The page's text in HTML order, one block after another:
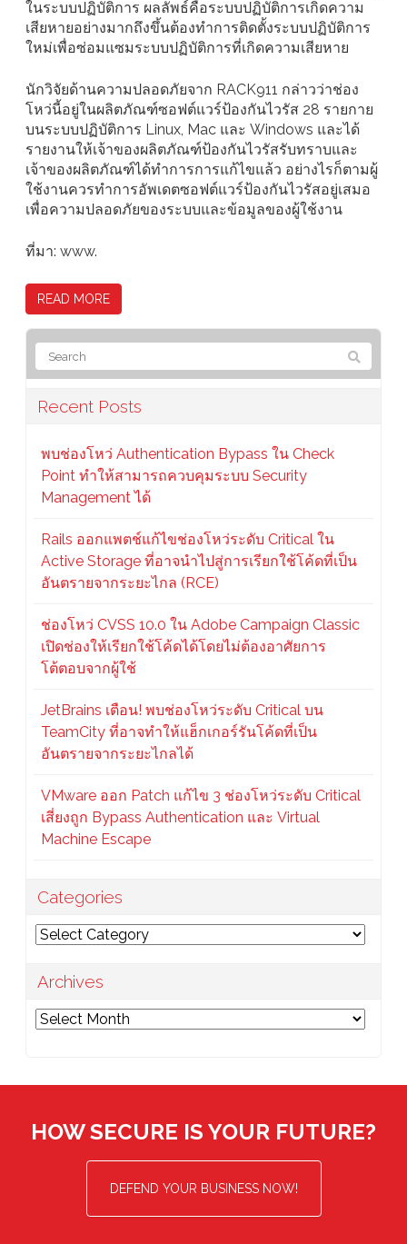
ในระบบปฏิบัติการ ผลลัพธ์คือระบบปฏิบัติการเกิดความ
เสียหายอย่างมากถึงขึ้นต้องทำการติดตั้งระบบปฏิบัติการ
ใหม่เพื่อซ่อมแซมระบบปฏิบัติการที่เกิดความเสียหาย
นักวิจัยด้านความปลอดภัยจาก RACK911 กล่าวว่าช่อง
โหว่นี้อยู่ในผลิตภัณฑ์ซอฟต์แวร์ป้องกันไวรัส 28 รายกาย
บนระบบปฏิบัติการ Linux, Mac และ Windows และได้
รายงานให้เจ้าของผลิตภัณฑ์ป้องกันไวรัสรับทราบและ
เจ้าของผลิตภัณฑ์ได้ทำการการแก้ไขแล้ว อย่างไรก็ตามผู้
ใช้งานควรทำการอัพเดตซอฟต์แวร์ป้องกันไวรัสอยู่เสมอ
เพื่อความปลอดภัยของระบบและข้อมูลของผู้ใช้งาน
ที่มา: www.
READ MORE
Recent Posts
พบช่องโหว่ Authentication Bypass ใน Check
Point ทำให้สามารถควบคุมระบบ Security
Management ได้
Rails ออกแพตช์แก้ไขช่องโหว่ระดับ Critical ใน
Active Storage ที่อาจนำไปสู่การเรียกใช้โค้ดที่เป็น
อันตรายจากระยะไกล (RCE)
ช่องโหว่ CVSS 10.0 ใน Adobe Campaign Classic
เปิดช่องให้เรียกใช้โค้ดได้โดยไม่ต้องอาศัยการ
โต้ตอบจากผู้ใช้
JetBrains เตือน! พบช่องโหว่ระดับ Critical บน
TeamCity ที่อาจทำให้แฮ็กเกอร์รันโค้ดที่เป็น
อันตรายจากระยะไกลได้
VMware ออก Patch แก้ไข 3 ช่องโหว่ระดับ Critical
เสี่ยงถูก Bypass Authentication และ Virtual
Machine Escape
Categories
Categories
Archives
Archives
HOW SECURE IS YOUR FUTURE?
DEFEND YOUR BUSINESS NOW!